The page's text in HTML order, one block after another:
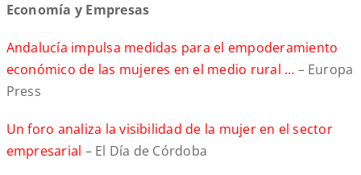
Economía y Empresas
Andalucía impulsa medidas para el empoderamiento
económico de las mujeres en el medio rural … – Europa
Press
Un foro analiza la visibilidad de la mujer en el sector
empresarial – El Día de Córdoba